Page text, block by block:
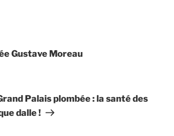
Gustave Moreau
Palais plombée : la santé des
dalle !